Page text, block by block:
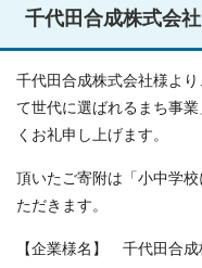
千代田合成株式会社
千代田合成株式会社様よ
て世代に選ばれるまち事
くお礼申し上げます。
頂いたご寄附は「小中学
ただきます。
【企業様名】 千代田合成